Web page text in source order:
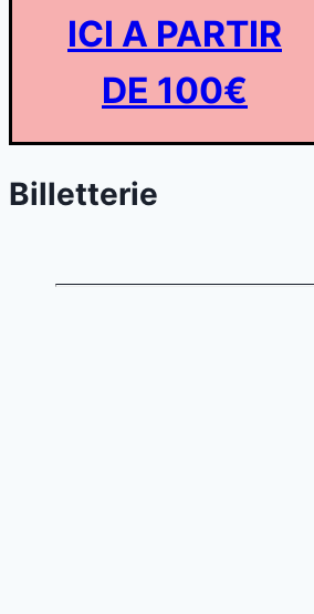
ICI A PARTIR
DE 100€
Billetterie